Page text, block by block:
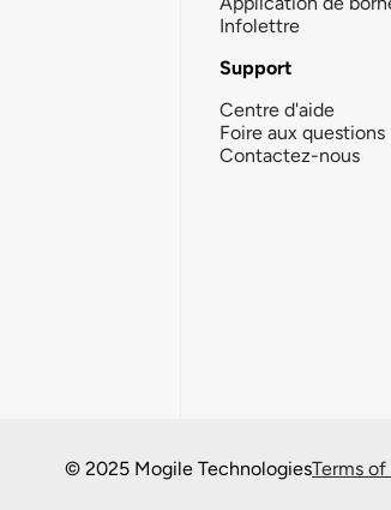
Infolettre
Support
Centre d'aide
Foire aux questions
Contactez-nous
© 2025 Mogile TechnologiesTerms of